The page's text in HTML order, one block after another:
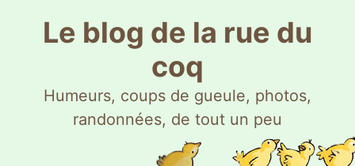
Le blog de la rue du
coq
Humeurs, coups de gueule, photos,
randonnées, de tout un peu